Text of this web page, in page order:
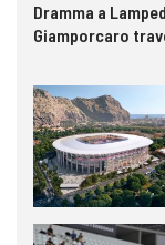
Dramma a
Giamporcaro